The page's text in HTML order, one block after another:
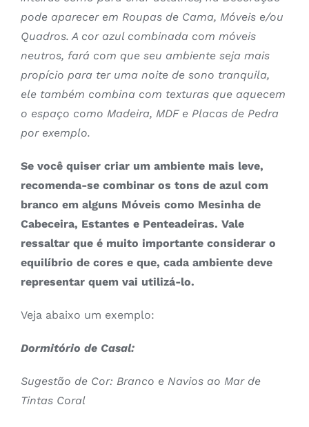
pode aparecer em Roupas de Cama, Móveis e/ou
Quadros. A cor azul combinada com móveis
neutros, fará com que seu ambiente seja mais
propício para ter uma noite de sono tranquila,
ele também combina com texturas que aquecem
o espaço como Madeira, MDF e Placas de Pedra
por exemplo.
Se você quiser criar um ambiente mais leve,
recomenda-se combinar os tons de azul com
branco em alguns Móveis como Mesinha de
Cabeceira, Estantes e Penteadeiras. Vale
ressaltar que é muito importante considerar o
equilíbrio de cores e que, cada ambiente deve
representar quem vai utilizá-lo.
Veja abaixo um exemplo:
Dormitório de Casal:
Sugestão de Cor: Branco e Navios ao Mar de
Tintas Coral